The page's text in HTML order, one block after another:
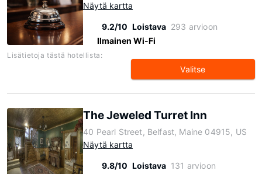
Näytä kartta
9.2/10 Loistava 293 arvioon
Ilmainen Wi-Fi
Lisätietoja tästä hotellista:
Valitse
The Jeweled Turret Inn
40 Pearl Street, Belfast, Maine 04915, US
Näytä kartta
9.8/10 Loistava 131 arvioon